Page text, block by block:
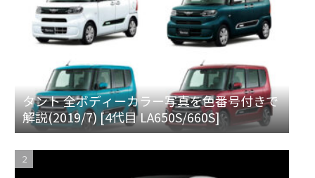
タント 全ボディーカラー写真を色番号付きで
解説(2019/7) [4代目 LA650S/660S]